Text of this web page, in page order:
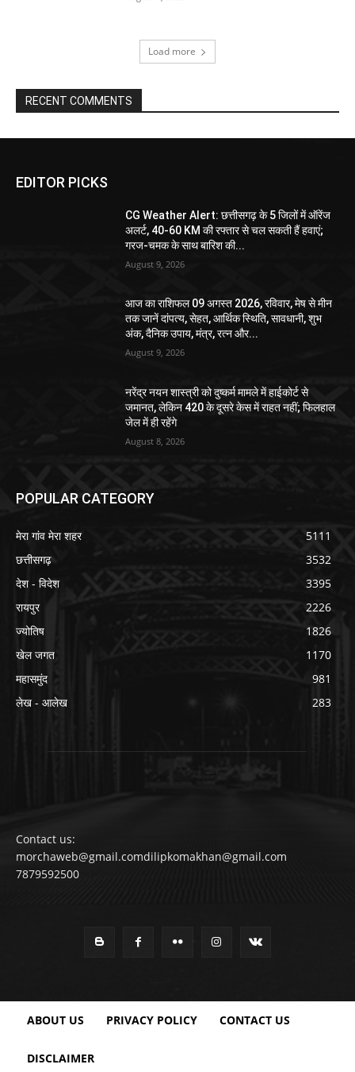
Load more
RECENT COMMENTS
EDITOR PICKS
CG Weather Alert: छत्तीसगढ़ के 5 जिलों में ऑरेंज
अलर्ट, 40-60 KM की रफ्तार से चल सकती हैं हवाएं;
गरज-चमक के साथ बारिश की...
August 9, 2026
आज का राशिफल 09 अगस्त 2026, रविवार, मेष से मीन
तक जानें दांपत्य, सेहत, आर्थिक स्थिति, सावधानी, शुभ
अंक, दैनिक उपाय, मंत्र, रत्न और...
August 9, 2026
नरेंद्र नयन शास्त्री को दुष्कर्म मामले में हाईकोर्ट से
जमानत, लेकिन 420 के दूसरे केस में राहत नहीं; फिलहाल
जेल में ही रहेंगे
August 8, 2026
POPULAR CATEGORY
मेरा गांव मेरा शहर
5111
छत्तीसगढ़
3532
देश - विदेश
3395
रायपुर
2226
ज्योतिष
1826
खेल जगत
1170
महासमुंद
981
लेख - आलेख
283
Contact us:
morchaweb@gmail.comdilipkomakhan@gmail.com
7879592500
ABOUT US PRIVACY POLICY CONTACT US
DISCLAIMER